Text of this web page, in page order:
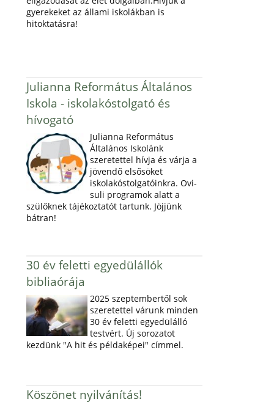
gyerekeket az állami iskolákban is
hitoktatásra!
Julianna Református Általános
Iskola - iskolakóstolgató és
hívogató
Julianna Református
Általános Iskolánk
szeretettel hívja és várja a
jövendő elsősöket
iskolakóstolgatóinkra. Ovi-
suli programok alatt a
szülőknek tájékoztatót tartunk. Jöjjünk
bátran!
30 év feletti egyedülállók
bibliaórája
2025 szeptembertől sok
szeretettel várunk minden
30 év feletti egyedülálló
testvért. Új sorozatot
kezdünk "A hit és példaképei" címmel.
Köszönet nyilvánítás!